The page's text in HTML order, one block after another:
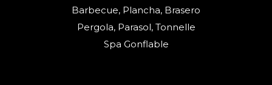
Barbecue, Plancha, Brasero
Pergola, Parasol, Tonnelle
Spa Gonflable